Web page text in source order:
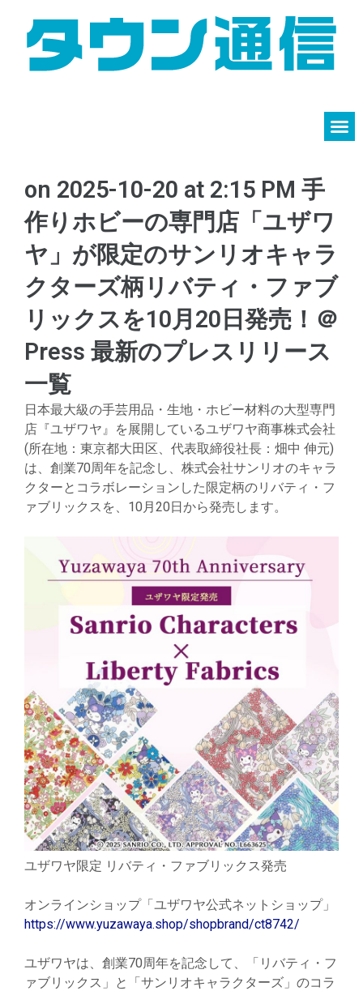
on 2025-10-20 at 2:15 PM 手
作りホビーの専門店「ユザワ
ヤ」が限定のサンリオキャラ
クターズ柄リバティ・ファブ
リックスを10月20日発売！​＠
Press 最新のプレスリリース
一覧
日本最大級の手芸用品・生地・ホビー材料の大型専門
店『ユザワヤ』を展開しているユザワヤ商事株式会社
(所在地：東京都大田区、代表取締役社長：畑中 伸元)
は、創業70周年を記念し、株式会社サンリオのキャラ
クターとコラボレーションした限定柄のリバティ・フ
ァブリックスを、10月20日から発売します。
ユザワヤ限定 リバティ・ファブリックス発売
オンラインショップ「ユザワヤ公式ネットショップ」
https://www.yuzawaya.shop/shopbrand/ct8742/
ユザワヤは、創業70周年を記念して、「リバティ・フ
ァブリックス」と「サンリオキャラクターズ」のコラ